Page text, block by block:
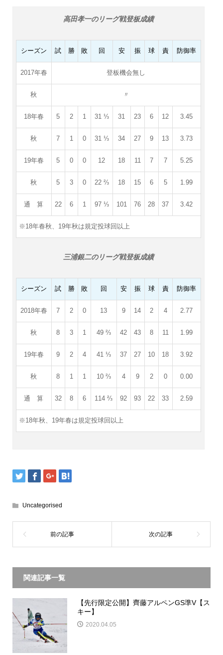
高田孝一のリーグ戦登板成績
シーズン 試 勝 敗 回 安 振 球 責 防御率
2017年春 登板機会無し
秋 〃
18年春 5 2 1 31 ⅓ 31 23 6 12 3.45
秋 7 1 0 31 ⅓ 34 27 9 13 3.73
19年春 5 0 0 12 18 11 7 7 5.25
秋 5 3 0 22 ⅔ 18 15 6 5 1.99
通 算 22 6 1 97 ⅓ 101 76 28 37 3.42
※18年春秋、19年秋は規定投球回以上
三浦銀二のリーグ戦登板成績
シーズン 試 勝 敗 回 安 振 球 責 防御率
2018年春 7 2 0 13 9 14 2 4 2.77
秋 8 3 1 49 ⅔ 42 43 8 11 1.99
19年春 9 2 4 41 ⅓ 37 27 10 18 3.92
秋 8 1 1 10 ⅔ 4 9 2 0 0.00
通 算 32 8 6 114 ⅔ 92 93 22 33 2.59
※18年秋、19年春は規定投球回以上
Uncategorised
関連記事一覧
【先行限定公開】齊藤アルペンGS準V【ス
キー】
2020.04.05